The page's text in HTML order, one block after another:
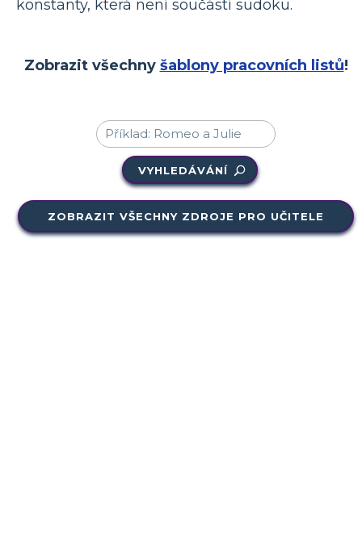
konstanty, která není součástí sudoku.
Zobrazit všechny šablony pracovních listů!
VYHLEDÁVÁNÍ
ZOBRAZIT VŠECHNY ZDROJE PRO UČITELE